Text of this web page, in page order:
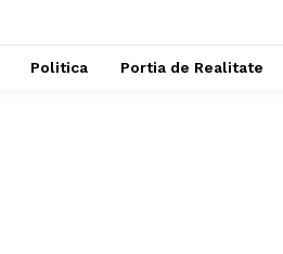
Politica Portia de Realitate